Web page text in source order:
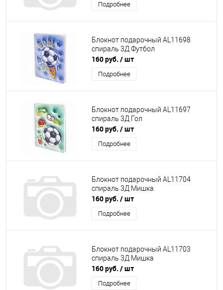
Подробнее
Блокнот подарочный AL11698
спираль 3Д Футбол
160 руб. / шт
Подробнее
Блокнот подарочный AL11697
спираль 3Д Гол
160 руб. / шт
Подробнее
Блокнот подарочный AL11704
спираль 3Д Мишка
160 руб. / шт
Подробнее
Блокнот подарочный AL11703
спираль 3Д Мишка
160 руб. / шт
Подробнее